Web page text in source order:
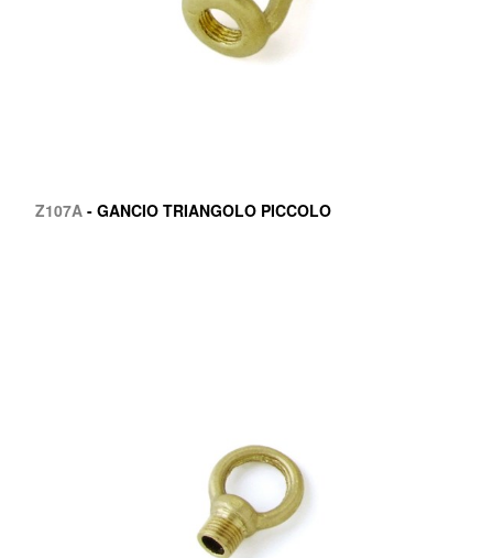
Z107A- GANCIO TRIANGOLO PICCOLO